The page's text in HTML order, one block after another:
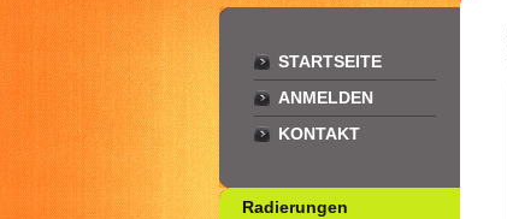
STARTSEITE
ANMELDEN
KONTAKT
Radierungen